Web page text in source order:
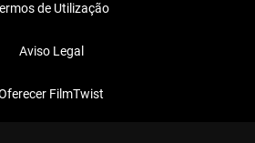
de Utilização
Aviso Legal
FilmTwist